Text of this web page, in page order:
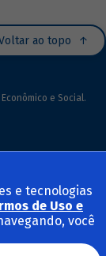
ao topo
e Social.
e tecnologias
de Uso e
você